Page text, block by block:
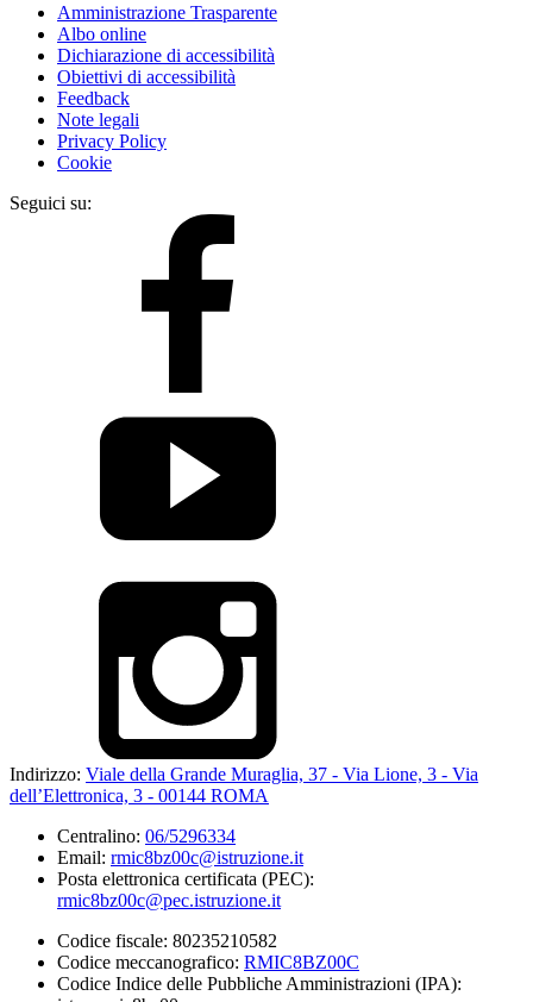
Amministrazione Trasparente
Albo online
Dichiarazione di accessibilità
Obiettivi di accessibilità
Feedback
Note legali
Privacy Policy
Cookie
Seguici su:
Indirizzo: Viale della Grande Muraglia, 37 - Via Lione, 3 - Via
dell’Elettronica, 3 - 00144 ROMA
Centralino: 06/5296334
Email: rmic8bz00c@istruzione.it
Posta elettronica certificata (PEC):
rmic8bz00c@pec.istruzione.it
Codice fiscale: 80235210582
Codice meccanografico: RMIC8BZ00C
Codice Indice delle Pubbliche Amministrazioni (IPA):